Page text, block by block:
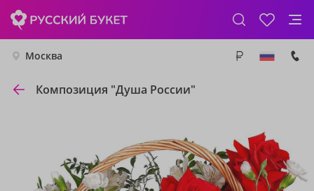
Москва
Композиция "Душа России"